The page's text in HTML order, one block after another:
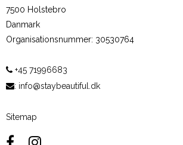
7500 Holstebro
Danmark
Organisationsnummer: 30530764
+45 71996683
: info@staybeautiful.dk
Sitemap